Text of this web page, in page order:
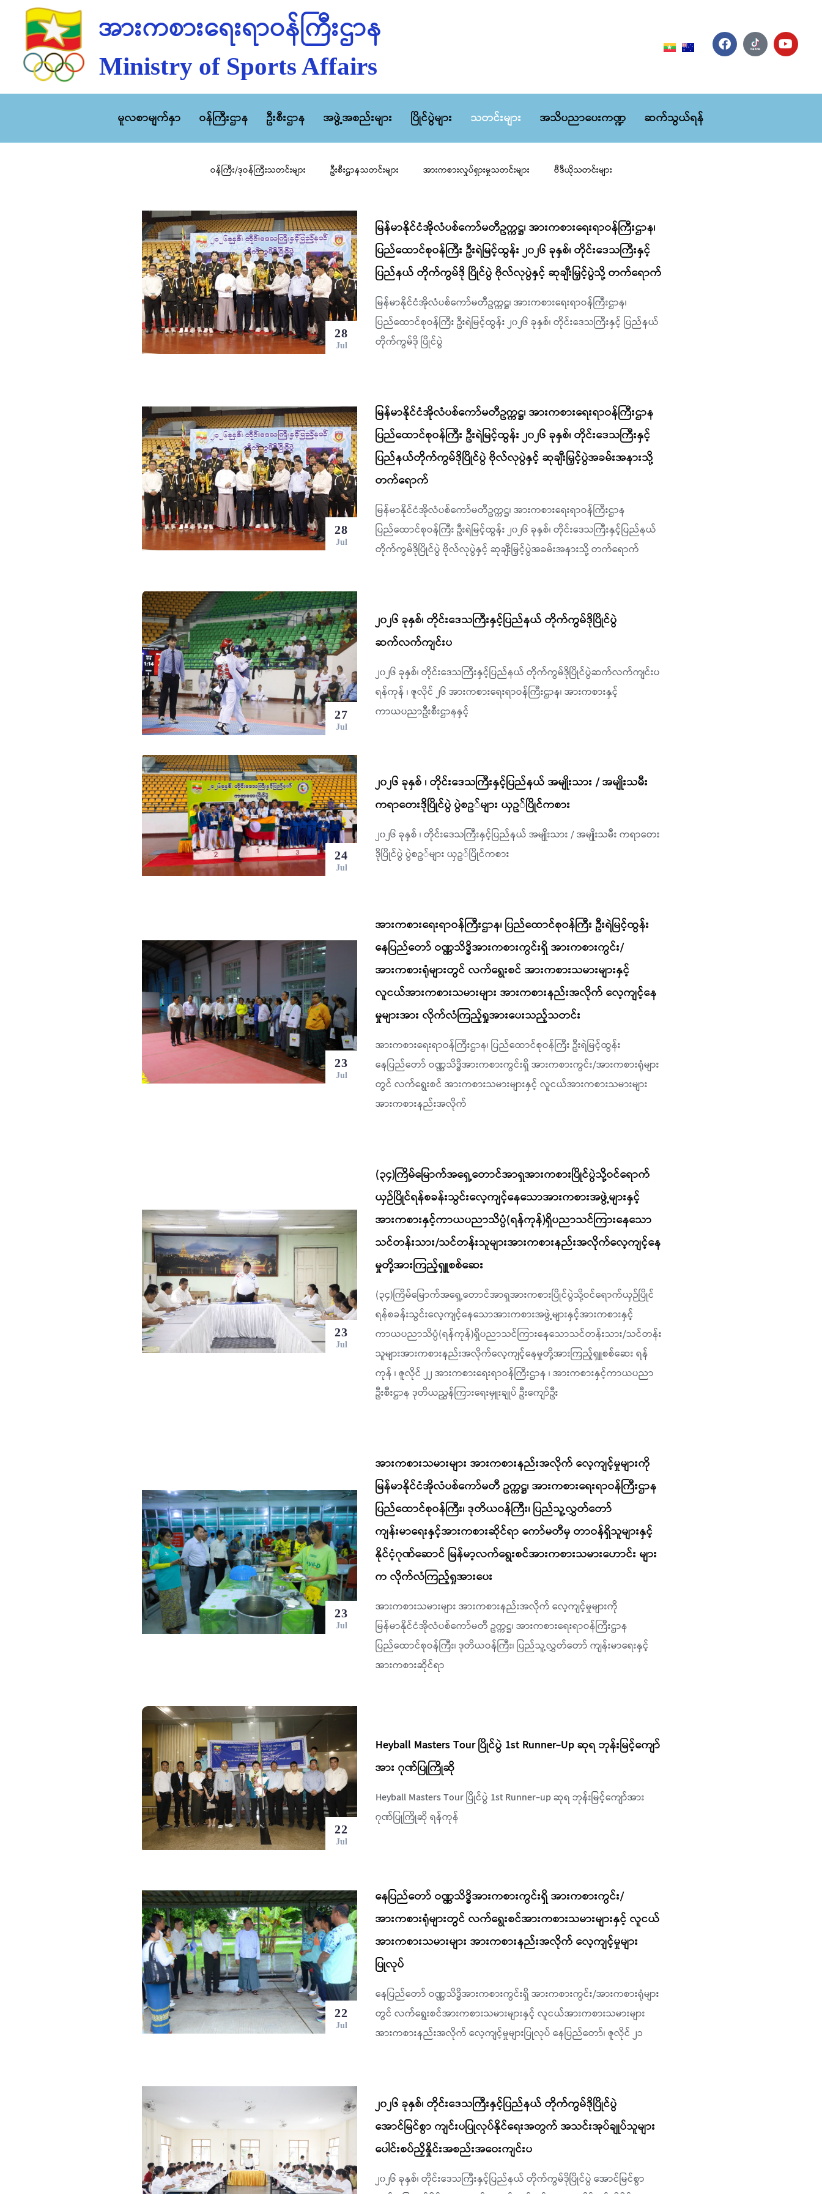
အားကစားရေးရာဝန်ကြီးဌာန
Ministry of Sports Affairs
မူလစာမျက်နှာ ဝန်ကြီးဌာန ဦးစီးဌာန အဖွဲ့အစည်းများ ပြိုင်ပွဲများ သတင်းများ အသိပညာပေးကဏ္ဍ ဆက်သွယ်ရန်
ဝန်ကြီး/ဒုဝန်ကြီးသတင်းများ ဦးစီးဌာနသတင်းများ အားကစားလှုပ်ရှားမှုသတင်းများ ဗီဒီယိုသတင်းများ
28
Jul
မြန်မာနိုင်ငံအိုလံပစ်ကော်မတီဥက္ကဋ္ဌ၊ အားကစားရေးရာဝန်ကြီးဌာန၊
ပြည်ထောင်စုဝန်ကြီး ဦးရဲမြင့်ထွန်း ၂၀၂၆ ခုနှစ်၊ တိုင်းဒေသကြီးနှင့်
ပြည်နယ် တိုက်ကွမ်ဒို ပြိုင်ပွဲ ဗိုလ်လုပွဲနှင့် ဆုချီးမြှင့်ပွဲသို့ တက်ရောက်
မြန်မာနိုင်ငံအိုလံပစ်ကော်မတီဥက္ကဋ္ဌ၊ အားကစားရေးရာဝန်ကြီးဌာန၊
ပြည်ထောင်စုဝန်ကြီး ဦးရဲမြင့်ထွန်း ၂၀၂၆ ခုနှစ်၊ တိုင်းဒေသကြီးနှင့် ပြည်နယ်
တိုက်ကွမ်ဒို ပြိုင်ပွဲ
28
Jul
မြန်မာနိုင်ငံအိုလံပစ်ကော်မတီဥက္ကဋ္ဌ၊ အားကစားရေးရာဝန်ကြီးဌာန
ပြည်ထောင်စုဝန်ကြီး ဦးရဲမြင့်ထွန်း ၂၀၂၆ ခုနှစ်၊ တိုင်းဒေသကြီးနှင့်
ပြည်နယ်တိုက်ကွမ်ဒိုပြိုင်ပွဲ ဗိုလ်လုပွဲနှင့် ဆုချီးမြှင့်ပွဲအခမ်းအနားသို့
တက်ရောက်
မြန်မာနိုင်ငံအိုလံပစ်ကော်မတီဥက္ကဋ္ဌ၊ အားကစားရေးရာဝန်ကြီးဌာန
ပြည်ထောင်စုဝန်ကြီး ဦးရဲမြင့်ထွန်း ၂၀၂၆ ခုနှစ်၊ တိုင်းဒေသကြီးနှင့်ပြည်နယ်
တိုက်ကွမ်ဒိုပြိုင်ပွဲ ဗိုလ်လုပွဲနှင့် ဆုချီးမြှင့်ပွဲအခမ်းအနားသို့ တက်ရောက်
27
Jul
၂၀၂၆ ခုနှစ်၊ တိုင်းဒေသကြီးနှင့်ပြည်နယ် တိုက်ကွမ်ဒိုပြိုင်ပွဲ
ဆက်လက်ကျင်းပ
၂၀၂၆ ခုနှစ်၊ တိုင်းဒေသကြီးနှင့်ပြည်နယ် တိုက်ကွမ်ဒိုပြိုင်ပွဲဆက်လက်ကျင်းပ
ရန်ကုန် ၊ ဇူလိုင် ၂၆ အားကစားရေးရာဝန်ကြီးဌာန၊ အားကစားနှင့်
ကာယပညာဦးစီးဌာနနှင့်
24
Jul
၂၀၂၆ ခုနှစ် ၊ တိုင်းဒေသကြီးနှင့်ပြည်နယ် အမျိုးသား / အမျိုးသမီး
ကရာတေးဒိုပြိုင်ပွဲ ပွဲစဥ်များ ယှဥ်ပြိုင်ကစား
၂၀၂၆ ခုနှစ် ၊ တိုင်းဒေသကြီးနှင့်ပြည်နယ် အမျိုးသား / အမျိုးသမီး ကရာတေး
ဒိုပြိုင်ပွဲ ပွဲစဥ်များ ယှဥ်ပြိုင်ကစား
23
Jul
အားကစားရေးရာဝန်ကြီးဌာန၊ ပြည်ထောင်စုဝန်ကြီး ဦးရဲမြင့်ထွန်း
နေပြည်တော် ဝဏ္ဏသိဒ္ဓိအားကစားကွင်းရှိ အားကစားကွင်း/
အားကစားရုံများတွင် လက်ရွေးစင် အားကစားသမားများနှင့်
လူငယ်အားကစားသမားများ အားကစားနည်းအလိုက် လေ့ကျင့်နေ
မှုများအား လိုက်လံကြည့်ရှုအားပေးသည့်သတင်း
အားကစားရေးရာဝန်ကြီးဌာန၊ ပြည်ထောင်စုဝန်ကြီး ဦးရဲမြင့်ထွန်း
နေပြည်တော် ဝဏ္ဏသိဒ္ဓိအားကစားကွင်းရှိ အားကစားကွင်း/အားကစားရုံများ
တွင် လက်ရွေးစင် အားကစားသမားများနှင့် လူငယ်အားကစားသမားများ
အားကစားနည်းအလိုက်
23
Jul
(၃၄)ကြိမ်မြောက်အရှေ့တောင်အာရှအားကစားပြိုင်ပွဲသို့ဝင်ရောက်
ယှဉ်ပြိုင်ရန်စခန်းသွင်းလေ့ကျင့်နေသောအားကစားအဖွဲ့များနှင့်
အားကစားနှင့်ကာယပညာသိပ္ပံ(ရန်ကုန်)ရှိပညာသင်ကြားနေသော
သင်တန်းသား/သင်တန်းသူများအားကစားနည်းအလိုက်လေ့ကျင့်နေ
မှုတို့အားကြည့်ရှူစစ်ဆေး
(၃၄)ကြိမ်မြောက်အရှေ့တောင်အာရှအားကစားပြိုင်ပွဲသို့ဝင်ရောက်ယှဉ်ပြိုင်
ရန်စခန်းသွင်းလေ့ကျင့်နေသောအားကစားအဖွဲ့များနှင့်အားကစားနှင့်
ကာယပညာသိပ္ပံ(ရန်ကုန်)ရှိပညာသင်ကြားနေသောသင်တန်းသား/သင်တန်း
သူများအားကစားနည်းအလိုက်လေ့ကျင့်နေမှုတို့အားကြည့်ရှူစစ်ဆေး ရန်
ကုန် ၊ ဇူလိုင် ၂၂ အားကစားရေးရာဝန်ကြီးဌာန ၊ အားကစားနှင့်ကာယပညာ
ဦးစီးဌာန ဒုတိယညွှန်ကြားရေးမှူးချုပ် ဦးကျော်ဦး
23
Jul
အားကစားသမားများ အားကစားနည်းအလိုက် လေ့ကျင့်မှုများကို
မြန်မာနိုင်ငံအိုလံပစ်ကော်မတီ ဥက္ကဋ္ဌ၊ အားကစားရေးရာဝန်ကြီးဌာန
ပြည်ထောင်စုဝန်ကြီး၊ ဒုတိယဝန်ကြီး၊ ပြည်သူ့လွှတ်တော်
ကျန်းမာရေးနှင့်အားကစားဆိုင်ရာ ကော်မတီမှ တာဝန်ရှိသူများနှင့်
နိုင်ငံ့ဂုဏ်ဆောင် မြန်မာ့လက်ရွေးစင်အားကစားသမားဟောင်း များ
က လိုက်လံကြည့်ရှုအားပေး
အားကစားသမားများ အားကစားနည်းအလိုက် လေ့ကျင့်မှုများကို
မြန်မာနိုင်ငံအိုလံပစ်ကော်မတီ ဥက္ကဋ္ဌ၊ အားကစားရေးရာဝန်ကြီးဌာန
ပြည်ထောင်စုဝန်ကြီး၊ ဒုတိယဝန်ကြီး၊ ပြည်သူ့လွှတ်တော် ကျန်းမာရေးနှင့်
အားကစားဆိုင်ရာ
22
Jul
Heyball Masters Tour ပြိုင်ပွဲ 1st Runner-Up ဆုရ ဘုန်းမြင့်ကျော်
အား ဂုဏ်ပြုကြိုဆို
Heyball Masters Tour ပြိုင်ပွဲ 1st Runner-up ဆုရ ဘုန်းမြင့်ကျော်အား
ဂုဏ်ပြုကြိုဆို ရန်ကုန်
22
Jul
နေပြည်တော် ဝဏ္ဏသိဒ္ဓိအားကစားကွင်းရှိ အားကစားကွင်း/
အားကစားရုံများတွင် လက်ရွေးစင်အားကစားသမားများနှင့် လူငယ်
အားကစားသမားများ အားကစားနည်းအလိုက် လေ့ကျင့်မှုများ
ပြုလုပ်
နေပြည်တော် ဝဏ္ဏသိဒ္ဓိအားကစားကွင်းရှိ အားကစားကွင်း/အားကစားရုံများ
တွင် လက်ရွေးစင်အားကစားသမားများနှင့် လူငယ်အားကစားသမားများ
အားကစားနည်းအလိုက် လေ့ကျင့်မှုများပြုလုပ် နေပြည်တော်၊ ဇူလိုင် ၂၁
၂၀၂၆ ခုနှစ်၊ တိုင်းဒေသကြီးနှင့်ပြည်နယ် တိုက်ကွမ်ဒိုပြိုင်ပွဲ
အောင်မြင်စွာ ကျင်းပပြုလုပ်နိုင်ရေးအတွက် အသင်းအုပ်ချုပ်သူများ
ပေါင်းစပ်ညှိနှိုင်းအစည်းအဝေးကျင်းပ
၂၀၂၆ ခုနှစ်၊ တိုင်းဒေသကြီးနှင့်ပြည်နယ် တိုက်ကွမ်ဒိုပြိုင်ပွဲ အောင်မြင်စွာ